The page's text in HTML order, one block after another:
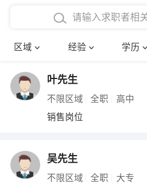
区域 经验 学历
在校学生工作经验
四年以上工作经验
五年以上工作经验
博士
文员
财务会计
网络IT
确定
叶先生
不限区域 全职 高中
销售岗位
吴先生
不限区域 全职 大专